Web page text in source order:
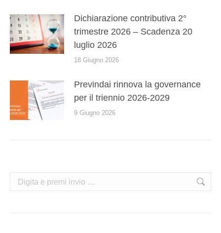
Dichiarazione contributiva 2°
trimestre 2026 – Scadenza 20
luglio 2026
18 Giugno 2026
Previndai rinnova la governance
per il triennio 2026-2029
9 Giugno 2026
Cerca: